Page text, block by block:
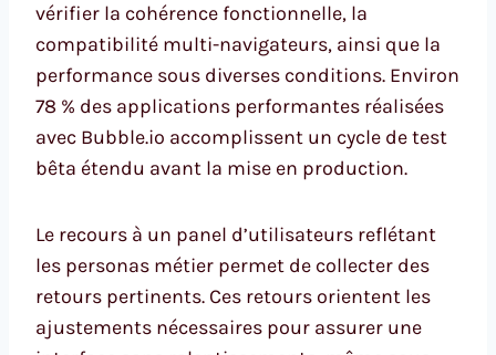
vérifier la cohérence fonctionnelle, la
compatibilité multi-navigateurs, ainsi que la
performance sous diverses conditions. Environ
78 % des applications performantes réalisées
avec Bubble.io accomplissent un cycle de test
bêta étendu avant la mise en production.
Le recours à un panel d’utilisateurs reflétant
les personas métier permet de collecter des
retours pertinents. Ces retours orientent les
ajustements nécessaires pour assurer une